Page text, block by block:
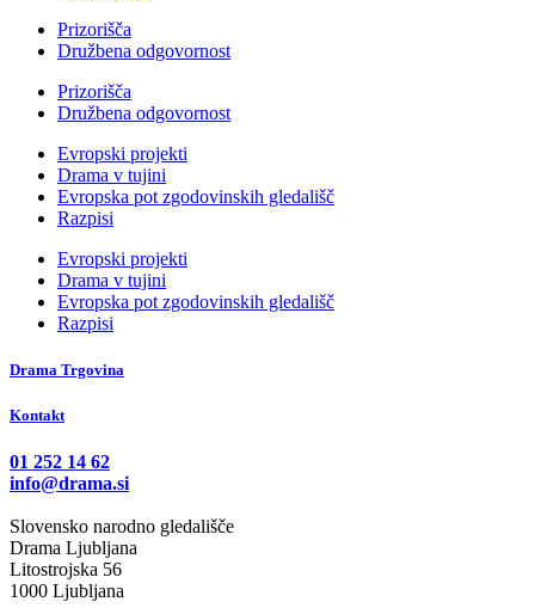
Prizorišča
Družbena odgovornost
Prizorišča
Družbena odgovornost
Evropski projekti
Drama v tujini
Evropska pot zgodovinskih gledališč
Razpisi
Evropski projekti
Drama v tujini
Evropska pot zgodovinskih gledališč
Razpisi
Drama Trgovina
Kontakt
01 252 14 62
info@drama.si
Slovensko narodno gledališče
Drama Ljubljana
Litostrojska 56
1000 Ljubljana